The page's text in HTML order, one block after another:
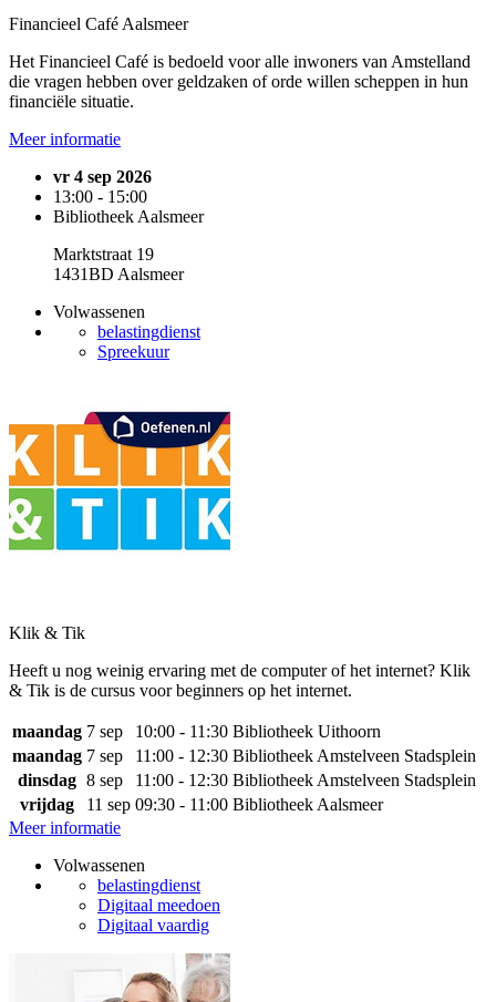
Financieel Café Aalsmeer
Het Financieel Café is bedoeld voor alle inwoners van Amstelland
die vragen hebben over geldzaken of orde willen scheppen in hun
financiële situatie.
Meer informatie
vr 4 sep 2026
13:00 - 15:00
Bibliotheek Aalsmeer
Marktstraat 19
1431BD Aalsmeer
Volwassenen
belastingdienst
Spreekuur
Klik & Tik
Heeft u nog weinig ervaring met de computer of het internet? Klik
& Tik is de cursus voor beginners op het internet.
maandag 7 sep 10:00 - 11:30 Bibliotheek Uithoorn
maandag 7 sep 11:00 - 12:30 Bibliotheek Amstelveen Stadsplein
dinsdag 8 sep 11:00 - 12:30 Bibliotheek Amstelveen Stadsplein
vrijdag
11 sep 09:30 - 11:00 Bibliotheek Aalsmeer
Meer informatie
Volwassenen
belastingdienst
Digitaal meedoen
Digitaal vaardig